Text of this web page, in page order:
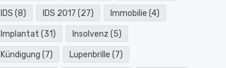
IDS (8) IDS 2017 (27) Immobilie (4)
Implantat (31) Insolvenz (5)
Kündigung (7) Lupenbrille (7)